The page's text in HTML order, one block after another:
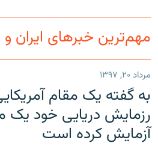
مهم‌ترین خبرهای ایران
مرداد ۲۰, ۱۳۹۷
به گفته یک مقام
رزمایش دریایی خود
آزمایش کرده است